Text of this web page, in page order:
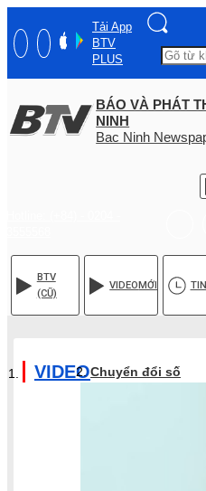
Tải App
BTV
PLUS
BÁO VÀ PHÁT
NINH
Bac Ninh
BTV
(CŨ)
VIDEOMỚI TIN
VIDEOChuyển đổi số